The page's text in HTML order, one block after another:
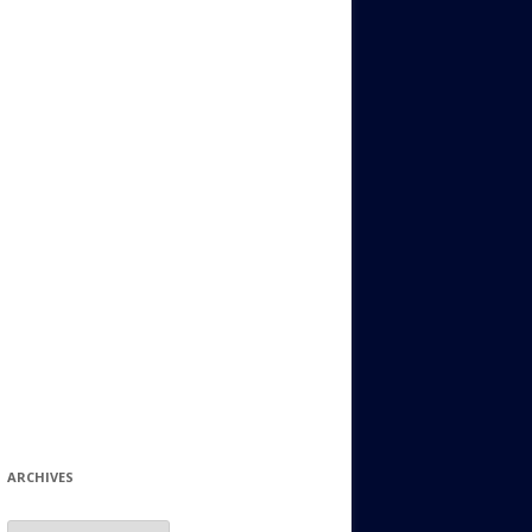
ARCHIVES
Archives